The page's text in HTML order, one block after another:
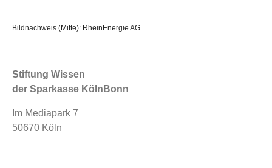
Bildnachweis (Mitte): RheinEnergie AG
Stiftung Wissen
der Sparkasse KölnBonn
Im Mediapark 7
50670 Köln